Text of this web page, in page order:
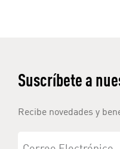
Suscríbete a
Recibe novedades y